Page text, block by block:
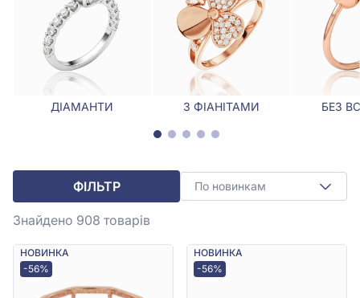
ДІАМАНТИ З ФІАНІТАМИ БЕЗ
ФІЛЬТР По новинкам
Знайдено 908 товарів
НОВИНКА
-56%
НОВИНКА
-56%